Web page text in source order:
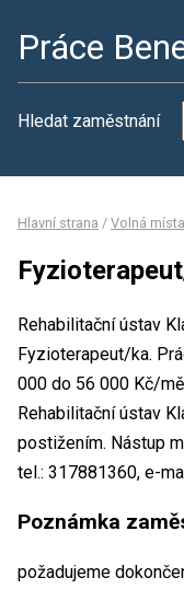
Práce
Hledat zaměstnání
Hlavní strana / Volná místa
Rehabilitační ústav
Fyzioterapeut/ka.
000 do 56 000 Kč/
Rehabilitační ústav
postižením. Nástup
tel.: 317881360, e-
Poznámka
požadujeme